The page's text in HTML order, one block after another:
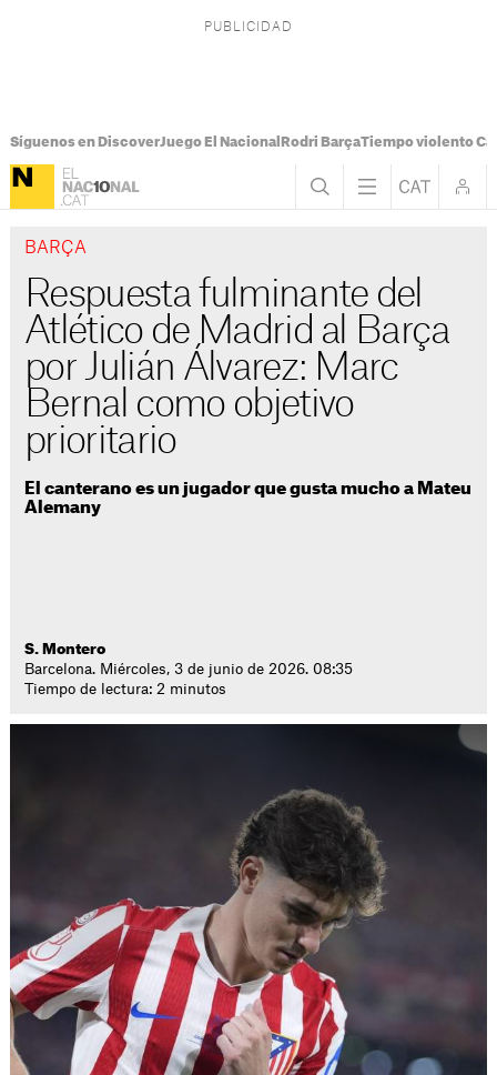
Síguenos en DiscoverJuego El Nacional Rodri BarçaTiempo violento
BARÇA
Respuesta fulminante del
Atlético de Madrid al Barça
por Julián Álvarez: Marc
Bernal como objetivo
prioritario
El canterano es un jugador que gusta mucho a Mateu
Alemany
S. Montero
Barcelona. Miércoles, 3 de junio de 2026. 08:35
Tiempo de lectura: 2 minutos